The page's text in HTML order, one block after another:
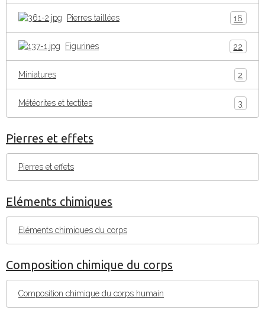
Pierres taillées 16
Figurines 22
Miniatures 2
Météorites et tectites 3
Pierres et effets
Pierres et effets
Eléments chimiques
Eléments chimiques du corps
Composition chimique du corps
Composition chimique du corps humain